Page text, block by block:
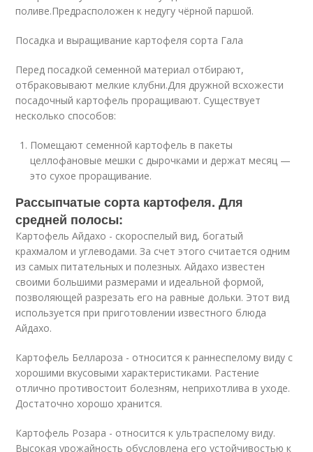
поливе.Предрасположен к недугу чёрной паршой.
Посадка и выращивание картофеля сорта Гала
Перед посадкой семенной материал отбирают,
отбраковывают мелкие клубни.Для дружной всхожести
посадочный картофель проращивают. Существует
несколько способов:
Помещают семенной картофель в пакеты
целлофановые мешки с дырочками и держат месяц —
это сухое проращивание.
Рассыпчатые сорта картофеля. Для
средней полосы:
Картофель Айдахо - скороспелый вид, богатый
крахмалом и углеводами. За счет этого считается одним
из самых питательных и полезных. Айдахо известен
своими большими размерами и идеальной формой,
позволяющей разрезать его на равные дольки. Этот вид
используется при приготовлении известного блюда
Айдахо.
Картофель Беллароза - относится к раннеспелому виду с
хорошими вкусовыми характеристиками. Растение
отлично противостоит болезням, неприхотлива в уходе.
Достаточно хорошо хранится.
Картофель Розара - относится к ультраспелому виду.
Высокая урожайность обусловлена его устойчивостью к